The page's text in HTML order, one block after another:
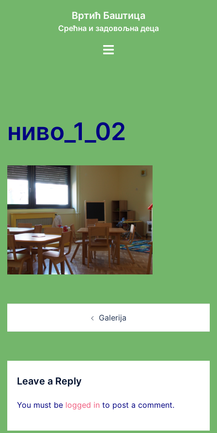
Вртић Баштица
Срећна и задовољна деца
Toggle
ниво_1_02
Galerija
Leave a Reply
You must be logged in to post a comment.